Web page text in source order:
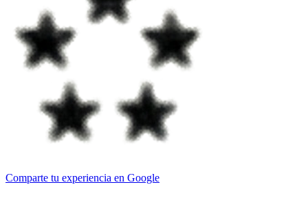
Comparte tu experiencia en Google